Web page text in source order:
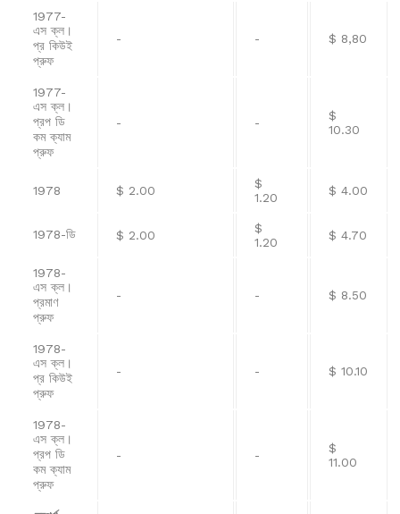
1977-
এস ক্ল।
প্র কিউই
প্রুফ
- - $ 8,80
1977-
এস ক্ল।
প্রপ ডি
কম ক্যাম
প্রুফ
- -
$
10.30
1978 $ 2.00
$
1.20
$ 4.00
1978-ডি $ 2.00
$
1.20
$ 4.70
1978-
এস ক্ল।
প্রমাণ
প্রুফ
- - $ 8.50
1978-
এস ক্ল।
প্র কিউই
প্রুফ
- - $ 10.10
1978-
এস ক্ল।
প্রপ ডি
কম ক্যাম
প্রুফ
- -
$
11.00